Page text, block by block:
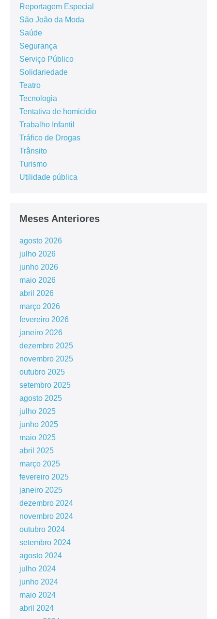
Reportagem Especial
São João da Moda
Saúde
Segurança
Serviço Público
Solidariedade
Teatro
Tecnologia
Tentativa de homicídio
Trabalho Infantil
Tráfico de Drogas
Trânsito
Turismo
Utilidade pública
Meses Anteriores
agosto 2026
julho 2026
junho 2026
maio 2026
abril 2026
março 2026
fevereiro 2026
janeiro 2026
dezembro 2025
novembro 2025
outubro 2025
setembro 2025
agosto 2025
julho 2025
junho 2025
maio 2025
abril 2025
março 2025
fevereiro 2025
janeiro 2025
dezembro 2024
novembro 2024
outubro 2024
setembro 2024
agosto 2024
julho 2024
junho 2024
maio 2024
abril 2024